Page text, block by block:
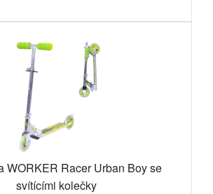
WORKER Racer Urban Boy se
svítícími kolečky